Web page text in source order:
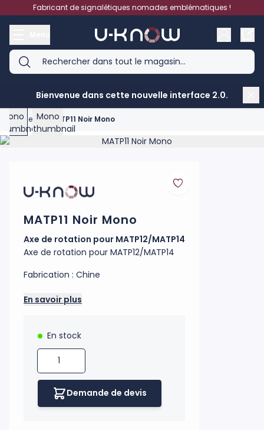
Aller au contenuFabricant de signalétiques nomades emblématiques !
UKNOW
Bienvenue dans cette nouvelle interface 2.0.
Accueil > MATP11 Noir Mono
Product image gallery - scroll to see more images
MATP11 Noir Mono
Axe de rotation pour MATP12/MATP14
Axe de rotation pour MATP12/MATP14
Fabrication : Chine
En savoir plus
En stock
Quantité
Demande de devis